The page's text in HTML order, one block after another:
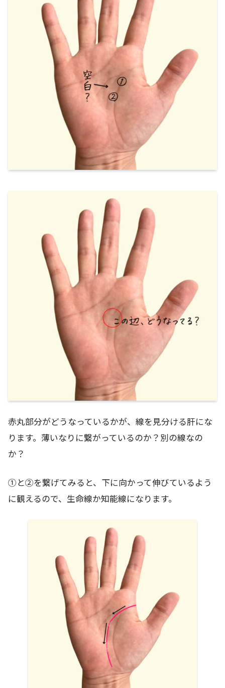
赤丸部分がどうなっているかが、線を見分ける肝にな
ります。薄いなりに繋がっているのか？別の線なの
か？
①と②を繋げてみると、下に向かって伸びているよう
に観えるので、生命線か知能線になります。